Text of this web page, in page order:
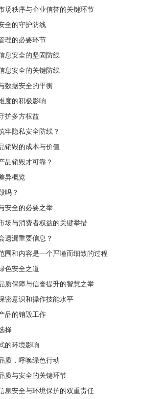
场秩序与企业信誉的关键环节
全的守护防线
理的必要环节
息安全的坚固防线
息安全的关键防线
数据安全的平衡
度的积极影响
护多方权益
牢隐私安全防线？
销毁的成本与价值
品销毁才可靠？
异概览
吗？
安全的必要之举​
场与消费者权益的关键举措​
遗漏重要信息？
围和内容是一个严谨而细致的过程
色安全之道
质保障与信誉提升的智慧之举
密意识和操作技能水平
品的销毁工作
择
的环境影响
质，呼唤绿色行动
质与安全的关键环节
息安全与环境保护的双重责任